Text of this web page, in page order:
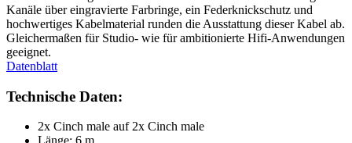
Kanäle über eingravierte Farbringe, ein Federknickschutz und
hochwertiges Kabelmaterial runden die Ausstattung dieser Kabel ab.
Gleichermaßen für Studio- wie für ambitionierte Hifi-Anwendungen
geeignet.
Datenblatt
Technische Daten:
2x Cinch male auf 2x Cinch male